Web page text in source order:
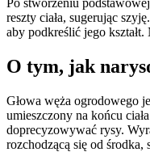
reszty ciała, sugerując
aby podkreślić jego kształt.
O tym, jak
Głowa węża ogrodowego
umieszczony na końcu
doprecyzowywać rysy.
rozchodzącą się od środka,